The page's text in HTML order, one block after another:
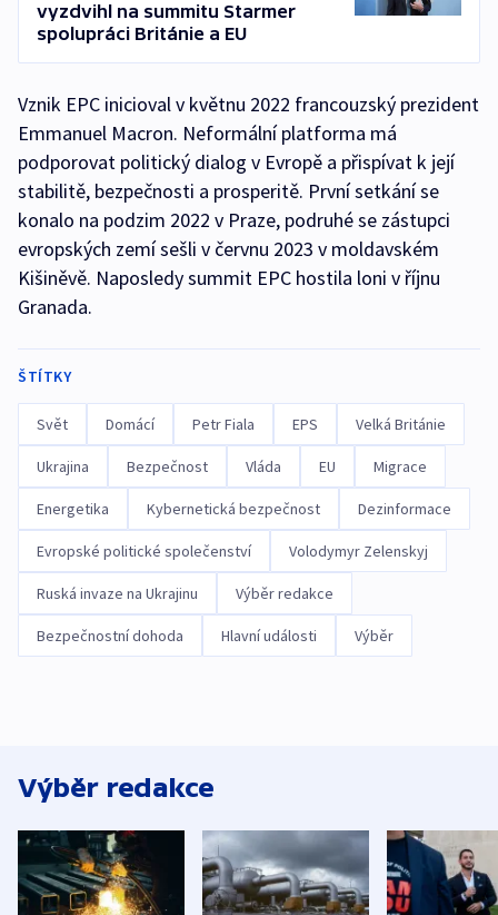
vyzdvihl na summitu Starmer
spolupráci Británie a EU
Vznik EPC inicioval v květnu 2022 francouzský prezident
Emmanuel Macron. Neformální platforma má
podporovat politický dialog v Evropě a přispívat k její
stabilitě, bezpečnosti a prosperitě. První setkání se
konalo na podzim 2022 v Praze, podruhé se zástupci
evropských zemí sešli v červnu 2023 v moldavském
Kišiněvě. Naposledy summit EPC hostila loni v říjnu
Granada.
ŠTÍTKY
Svět Domácí Petr Fiala EPS Velká Británie
Ukrajina Bezpečnost Vláda EU Migrace
Energetika Kybernetická bezpečnost Dezinformace
Evropské politické společenství Volodymyr Zelenskyj
Ruská invaze na Ukrajinu Výběr redakce
Bezpečnostní dohoda Hlavní události Výběr
Výběr redakce